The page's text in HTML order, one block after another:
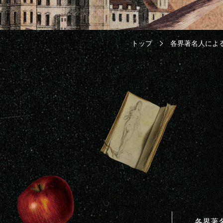
トップ 各界著名人によ